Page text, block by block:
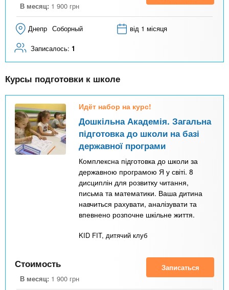
В месяц: 1 900 грн
Днепр Соборный від 1 місяця
Записалось: 1
Курсы подготовки к школе
Идёт набор на курс!
Дошкільна Академія. Загальна
підготовка до школи на базі
державної програми
Комплексна підготовка до школи за
державною програмою Я у світі. 8
дисциплін для розвитку читання,
письма та математики. Ваша дитина
навчиться рахувати, аналізувати та
впевнено розпочне шкільне життя.
KID FIT, дитячий клуб
Стоимость
В месяц: 1 900 грн
Записаться